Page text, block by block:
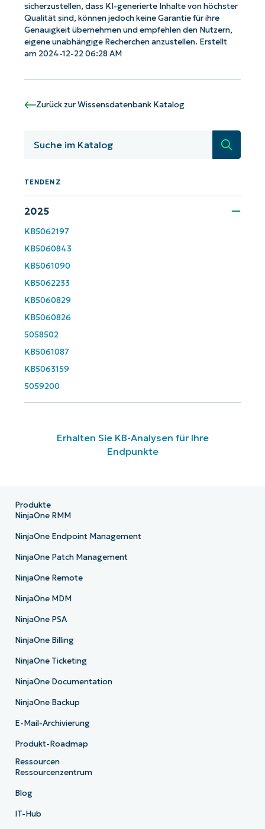
sicherzustellen, dass KI-generierte Inhalte von höchster
Qualität sind, können jedoch keine Garantie für ihre
Genauigkeit übernehmen und empfehlen den Nutzern,
eigene unabhängige Recherchen anzustellen. Erstellt
am 2024-12-22 06:28 AM
Zurück zur Wissensdatenbank Katalog
Suche
TENDENZ
2025
KB5062197
KB5060843
KB5061090
KB5062233
KB5060829
KB5060826
5058502
KB5061087
KB5063159
5059200
Erhalten Sie KB-Analysen für Ihre
Endpunkte
email*
Phone
number*
Produkte
NinjaOne RMM
NinjaOne Endpoint Management
NinjaOne Patch Management
NinjaOne Remote
NinjaOne MDM
NinjaOne PSA
NinjaOne Billing
NinjaOne Ticketing
NinjaOne Documentation
NinjaOne Backup
E-Mail-Archivierung
Produkt-Roadmap
Ressourcen
Ressourcenzentrum
Blog
IT-Hub